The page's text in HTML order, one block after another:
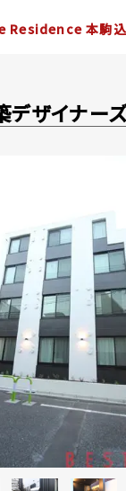
Residence 本駒込
ザイナー